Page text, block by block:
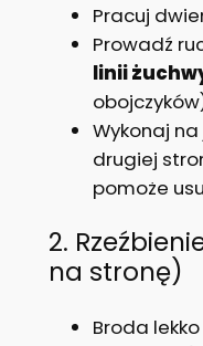
Pracuj
Prowadź
linii
Wykonaj
drugiej
pomoże
2.
na stronę)
Broda